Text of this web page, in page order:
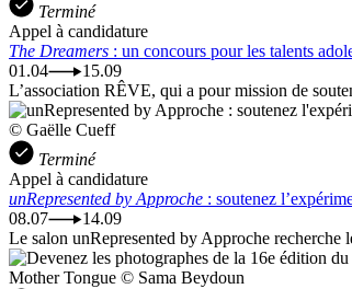
Terminé
Appel à candidature
The Dreamers : un concours pour les talents
01.04
15.09
L’association RÊVE, qui a pour mission de
© Gaëlle Cueff
Terminé
Appel à candidature
unRepresented by Approche : soutenez
08.07
14.09
Le salon unRepresented by Approche recherche
Mother Tongue © Sama Beydoun